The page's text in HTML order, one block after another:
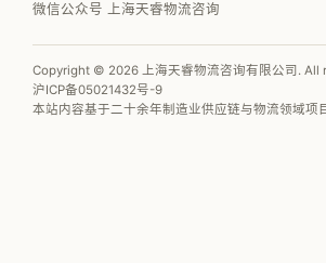
微信公众号 上海天睿物流咨询
Copyright © 2026 上海天睿物流咨询有限公司. All
沪ICP备05021432号-9
本站内容基于二十余年制造业供应链与物流领域项